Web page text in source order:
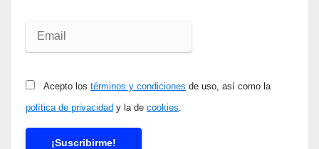
Acepto los términos y condiciones de uso, así como la
política de privacidad y la de cookies